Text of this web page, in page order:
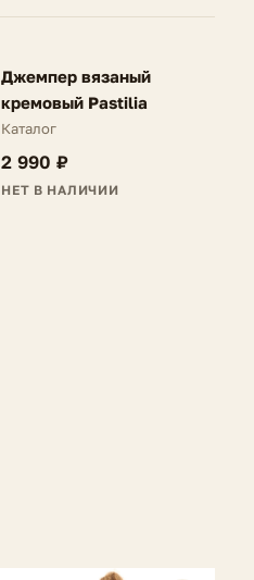
NEW
FV
Джемпер вязаный
кремовый Pastilia
Каталог
2 990 ₽
НЕТ В НАЛИЧИИ